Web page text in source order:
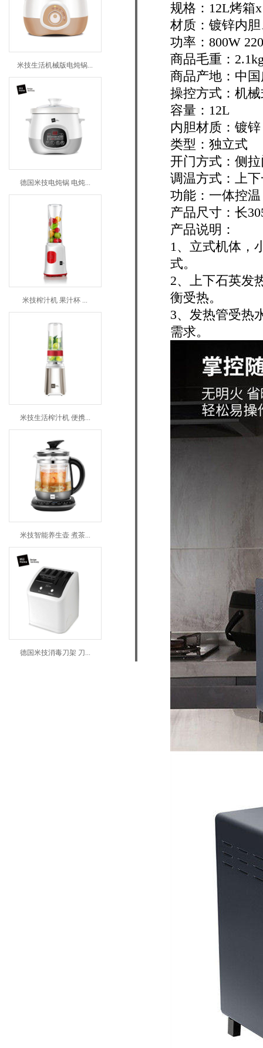
米技生活机械版电炖锅...
德国米技电炖锅 电炖...
米技榨汁机 果汁杯 ...
米技生活榨汁机 便携...
米技智能养生壶 煮茶...
德国米技消毒刀架 刀...
规格：12L烤箱
材质：镀锌内
功率：800W
商品毛重：
商品产地：中
操控方式：机
容量：12L
内胆材质：镀锌
类型：独立式
开门方式：侧
调温方式：上
功能：一体控温
产品尺寸：长
产品说明：
1、立式机体，
式。
2、上下石英发
衡受热。
3、发热管受热
需求。